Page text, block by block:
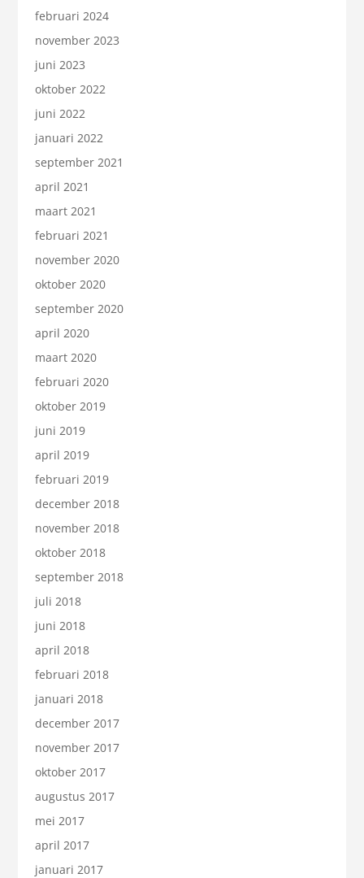
februari 2024
november 2023
juni 2023
oktober 2022
juni 2022
januari 2022
september 2021
april 2021
maart 2021
februari 2021
november 2020
oktober 2020
september 2020
april 2020
maart 2020
februari 2020
oktober 2019
juni 2019
april 2019
februari 2019
december 2018
november 2018
oktober 2018
september 2018
juli 2018
juni 2018
april 2018
februari 2018
januari 2018
december 2017
november 2017
oktober 2017
augustus 2017
mei 2017
april 2017
januari 2017